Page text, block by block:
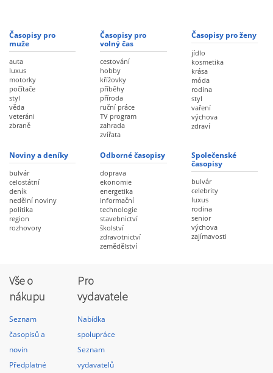
Časopisy pro
muže
auta
luxus
motorky
počítače
styl
věda
veteráni
zbraně
Časopisy pro
volný čas
cestování
hobby
křížovky
příběhy
příroda
ruční práce
TV program
zahrada
zvířata
Časopisy pro ženy
jídlo
kosmetika
krása
móda
rodina
styl
vaření
výchova
zdraví
Noviny a deníky
bulvár
celostátní
deník
nedělní noviny
politika
region
rozhovory
Odborné časopisy
doprava
ekonomie
energetika
informační
technologie
stavebnictví
školství
zdravotnictví
zemědělství
Společenské
časopisy
bulvár
celebrity
luxus
rodina
senior
výchova
zajímavosti
Vše o
nákupu
Seznam
časopisů a
novin
Předplatné
Pro
vydavatele
Nabídka
spolupráce
Seznam
vydavatelů